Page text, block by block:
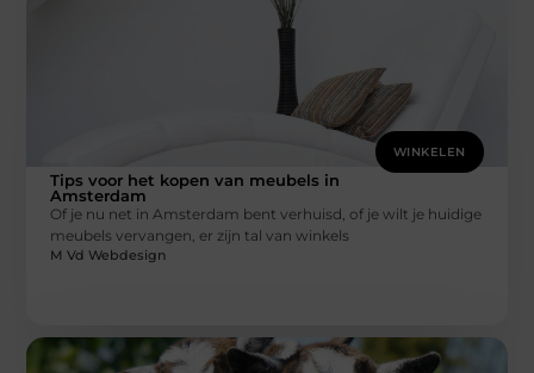
WINKELEN
Tips voor het kopen van meubels in
Amsterdam
Of je nu net in Amsterdam bent verhuisd, of je wilt je huidige
meubels vervangen, er zijn tal van winkels
M Vd Webdesign